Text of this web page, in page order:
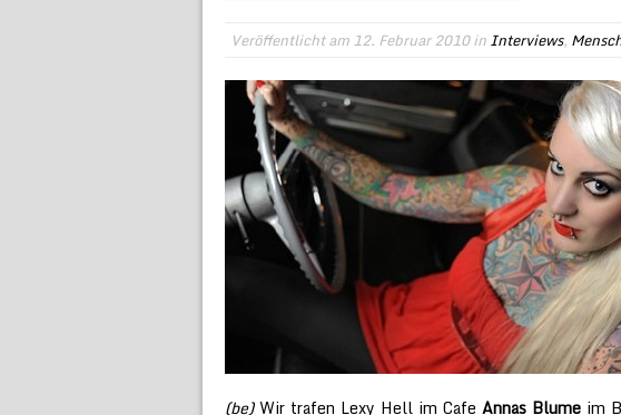
Veröffentlicht am12. Februar 2010inInterviews,
(be)Wir trafen Lexy Hell im Cafe Annas Blume im